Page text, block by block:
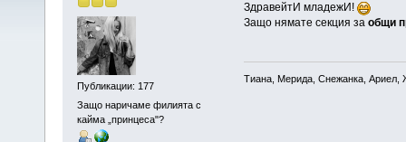
Публикации: 177
Защо наричаме филията с
кайма „принцеса"?
ЗдравейтИ младежИ!
Защо нямате секция за общи
Тиана, Мерида, Снежанка,